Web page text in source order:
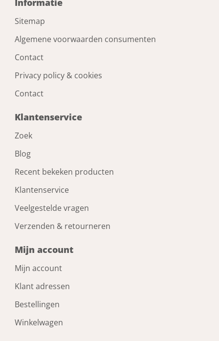
Sitemap
Algemene voorwaarden consumenten
Contact
Privacy policy & cookies
Contact
Klantenservice
Zoek
Blog
Recent bekeken producten
Klantenservice
Veelgestelde vragen
Verzenden & retourneren
Mijn account
Mijn account
Klant adressen
Bestellingen
Winkelwagen